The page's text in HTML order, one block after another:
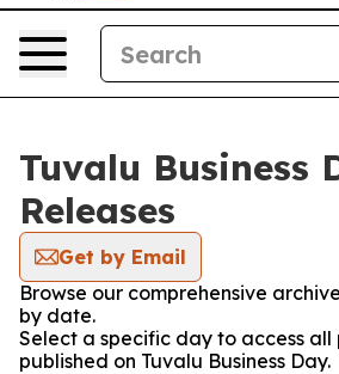
Tuvalu Business
Releases
Get by Email
Browse our comprehensive
by date.
Select a specific day to access all
published on Tuvalu Business Day.